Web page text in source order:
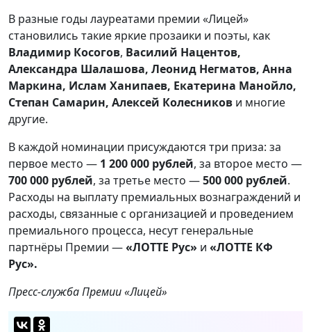
В разные годы лауреатами премии «Лицей»
становились такие яркие прозаики и поэты, как
Владимир Косогов, Василий Нацентов,
Александра Шалашова, Леонид Негматов, Анна
Маркина, Ислам Ханипаев, Екатерина Манойло,
Степан Самарин, Алексей Колесников и многие
другие.
В каждой номинации присуждаются три приза: за
первое место — 1 200 000 рублей, за второе место —
700 000 рублей, за третье место —500 000 рублей.
Расходы на выплату премиальных вознаграждений и
расходы, связанные с организацией и проведением
премиального процесса, несут генеральные
партнёры Премии —«ЛОТТЕ Рус» и «ЛОТТЕ КФ
Рус».
Пресс-служба Премии «Лицей»